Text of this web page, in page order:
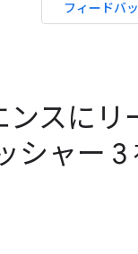
フィードバ
ンスにリ
シャー 3